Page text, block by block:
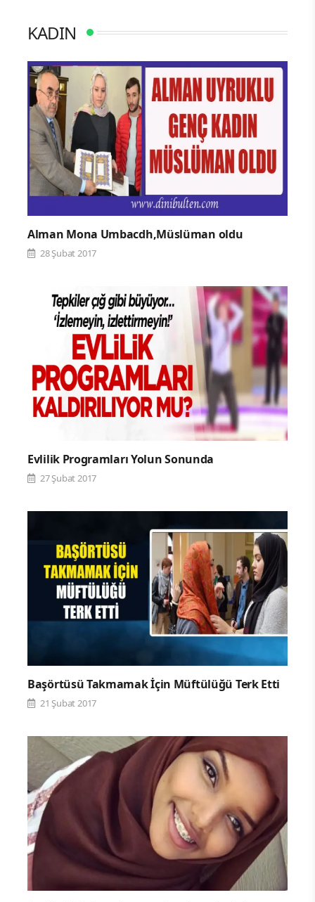
KADIN
Alman Mona Umbacdh,Müslüman oldu
28 Şubat 2017
Evlilik Programları Yolun Sonunda
27 Şubat 2017
Başörtüsü Takmamak İçin Müftülüğü Terk Etti
21 Şubat 2017